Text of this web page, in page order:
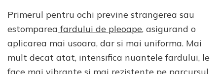
Primerul pentru ochi previne strangerea sau
estomparea fardului de pleoape, asigurand o
aplicarea mai usoara, dar si mai uniforma. Mai
mult decat atat, intensifica nuantele fardului, le
face mai vibrante si mai rezistente pe parcursul